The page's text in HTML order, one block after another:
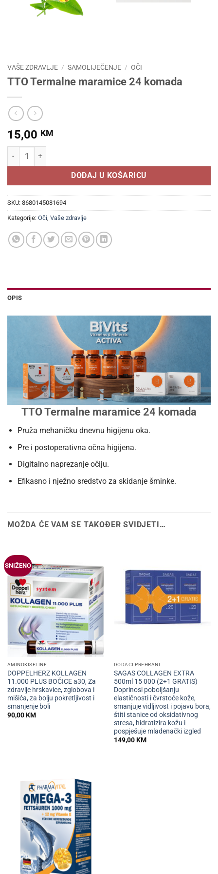
VAŠE ZDRAVLJE / SAMOLIJEČENJE / OČI
TTO Termalne maramice 24 komada
15,00 KM
TTO Termalne maramice 24 komada količina
DODAJ U KOŠARICU
SKU: 8680145081694
Kategorije: Oči, Vaše zdravlje
OPIS
TTO Termalne maramice 24 komada
Pruža mehaničku dnevnu higijenu oka.
Pre i postoperativna očna higijena.
Digitalno naprezanje očiju.
Eﬁkasno i nježno sredstvo za skidanje šminke.
MOŽDA ĆE VAM SE TAKOĐER SVIDJETI…
SNIŽENO
AMINOKISELINE
DOPPELHERZ KOLLAGEN
11.000 PLUS BOČICE a30, Za
zdravlje hrskavice, zglobova i
mišića, za bolju pokretljivost i
smanjenje boli
90,00KM
DODACI PREHRANI
SAGAS COLLAGEN EXTRA
500ml 15 000 (2+1 GRATIS)
Doprinosi poboljšanju
elastičnosti i čvrstoće kože,
smanjuje vidljivost i pojavu bora,
štiti stanice od oksidativnog
stresa, hidratizira kožu i
pospješuje mladenački izgled
149,00KM